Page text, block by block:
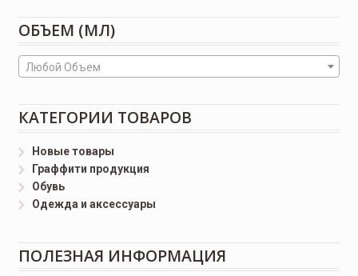
ОБЪЕМ (МЛ)
Любой Объем
КАТЕГОРИИ ТОВАРОВ
Новые товары
Граффити продукция
Обувь
Одежда и аксессуары
ПОЛЕЗНАЯ ИНФОРМАЦИЯ